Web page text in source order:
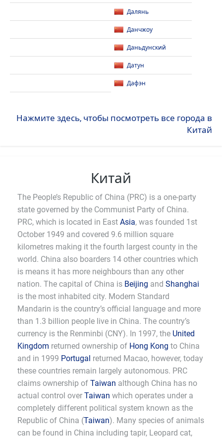
Далянь
Данчжоу
Даньдунский
Датун
Дафэн
Нажмите здесь, чтобы посмотреть все города в
Китай
Китай
The People’s Republic of China (PRC) is a one-party
state governed by the Communist Party of China.
PRC, which is located in East Asia, was founded 1st
October 1949 and covered 9.6 million square
kilometres making it the fourth largest county in the
world. China also boarders 14 other countries which
is means it has more neighbours than any other
nation. The capital of China is Beijing and Shanghai
is the most inhabited city. Modern Standard
Mandarin is the country’s official language and more
than 1.3 billion people live in China. The country’s
currency is the Renminbi (CNY). In 1997, the United
Kingdom returned ownership of Hong Kong to China
and in 1999 Portugal returned Macao, however, today
these countries remain largely autonomous. PRC
claims ownership of Taiwan although China has no
actual control over Taiwan which operates under a
completely different political system known as the
Republic of China (Taiwan). Many species of animals
can be found in China including tapir, Leopard cat,